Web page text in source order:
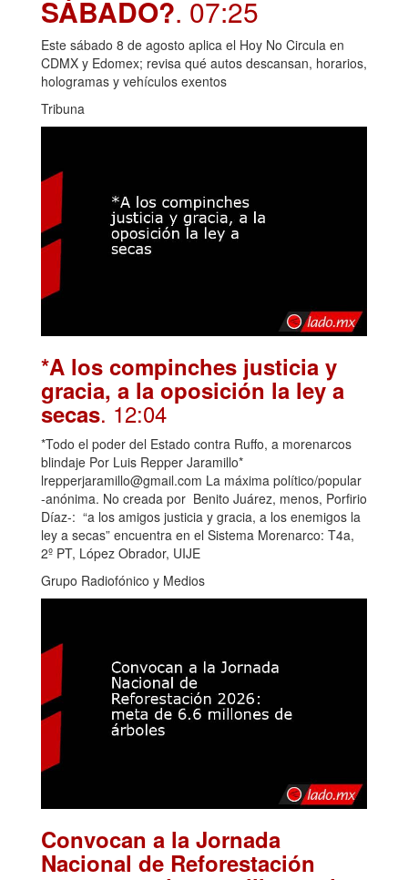
SÁBADO?. 07:25
Este sábado 8 de agosto aplica el Hoy No Circula en
CDMX y Edomex; revisa qué autos descansan, horarios,
hologramas y vehículos exentos
Tribuna
*A los compinches justicia y
gracia, a la oposición la ley a
secas. 12:04
*Todo el poder del Estado contra Ruffo, a morenarcos
blindaje Por Luis Repper Jaramillo*
lrepperjaramillo@gmail.com La máxima político/popular
-anónima. No creada por Benito Juárez, menos, Porfirio
Díaz-: “a los amigos justicia y gracia, a los enemigos la
ley a secas” encuentra en el Sistema Morenarco: T4a,
2º PT, López Obrador, UIJE
Grupo Radiofónico y Medios
Convocan a la Jornada
Nacional de Reforestación